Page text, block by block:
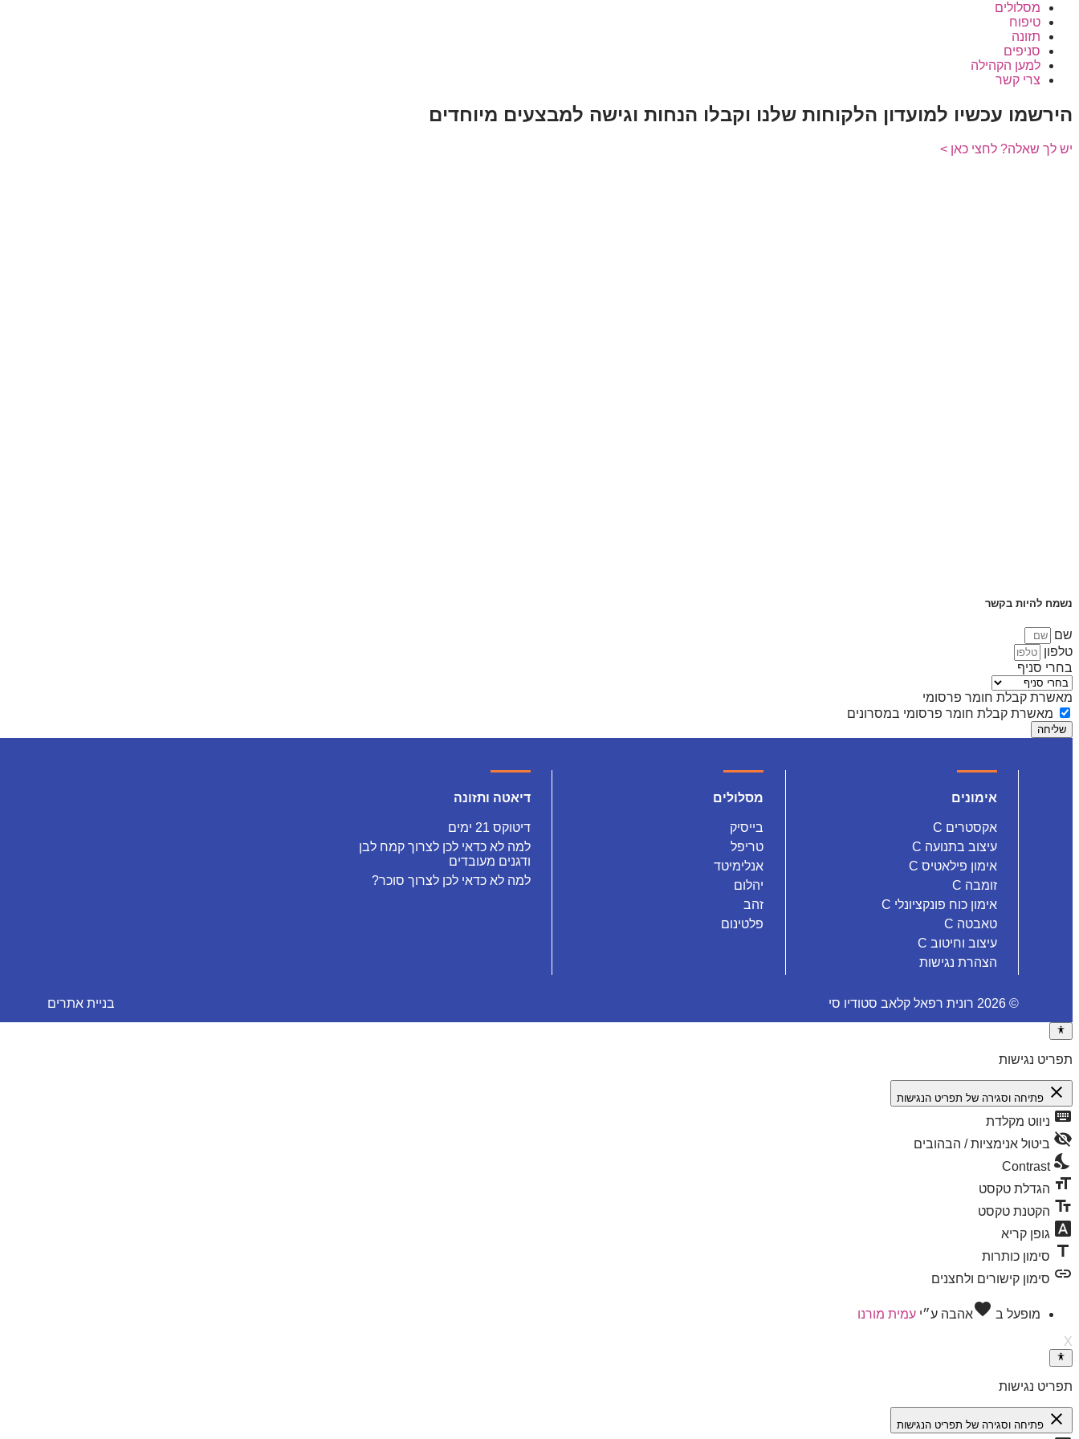
מסלולים
טיפוח
תזונה
סניפים
למען הקהילה
צרי קשר
הירשמו עכשיו למועדון הלקוחות שלנו וקבלו הנחות וגישה למבצעים מיוחדים
יש לך שאלה? לחצי כאן >
נשמח להיות בקשר
שם
טלפון
בחרי סניף
מאשרת קבלת חומר פרסומי
מאשרת קבלת חומר פרסומי במסרונים
שליחה
אימונים
אקסטרים C
עיצוב בתנועה C
אימון פילאטיס C
זומבה C
אימון כוח פונקציונלי C
טאבטה C
עיצוב וחיטוב C
הצהרת נגישות
מסלולים
בייסיק
טריפל
אנלימיטד
יהלום
זהב
פלטינום
דיאטה ותזונה
דיטוקס 21 ימים
למה לא כדאי לכן לצרוך קמח לבן
ודגנים מעובדים
למה לא כדאי לכן לצרוך סוכר?
facebook
© 2026 רונית רפאל קלאב סטודיו סי בניית אתרים
תפריט נגישות
close פתיחה וסגירה של תפריט הנגישות
keyboard ניווט מקלדת
visibility_off ביטול אנימציות / הבהובים
nights_stay
Contrast
format_size הגדלת טקסט
text_fields הקטנת טקסט
font_download גופן קריא
title סימון כותרות
link סימון קישורים ולחצנים
מופעל ב favoriteאהבה ע״י עמית מורנו
X
תפריט נגישות
close פתיחה וסגירה של תפריט הנגישות